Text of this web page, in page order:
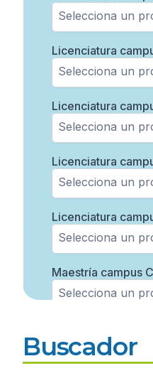
Buscador